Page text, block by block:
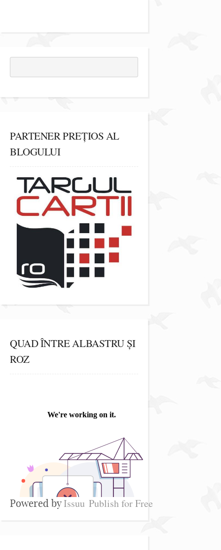
PARTENER PREȚIOS AL
BLOGULUI
QUAD ÎNTRE ALBASTRU ȘI
ROZ
Powered byIssuu Publish for Free